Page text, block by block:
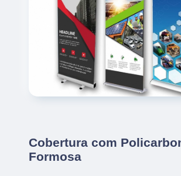
Cobertura com
Formosa